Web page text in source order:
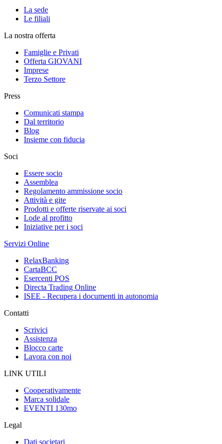
La sede
Le filiali
La nostra offerta
Famiglie e Privati
Offerta GIOVANI
Imprese
Terzo Settore
Press
Comunicati stampa
Dal territorio
Blog
Insieme con fiducia
Soci
Essere socio
Assemblea
Regolamento ammissione socio
Attività e gite
Prodotti e offerte riservate ai soci
Lode al profitto
Iniziative per i soci
Servizi Online
RelaxBanking
CartaBCC
Esercenti POS
Directa Trading Online
ISEE - Recupera i documenti in autonomia
Contatti
Scrivici
Assistenza
Blocco carte
Lavora con noi
LINK UTILI
Cooperativamente
Marca solidale
EVENTI 130mo
Legal
Dati societari